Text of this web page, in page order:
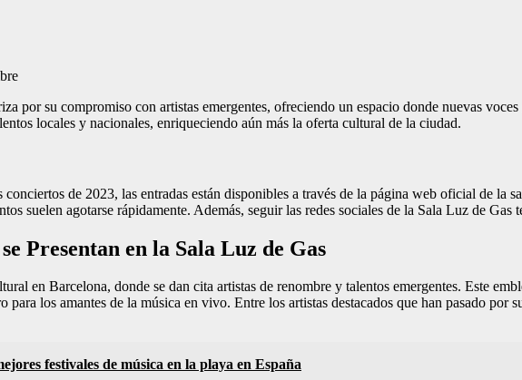
por su compromiso con artistas emergentes, ofreciendo un espacio donde nuevas
locales y nacionales, enriqueciendo aún más la oferta cultural de la ciudad.
conciertos de 2023, las entradas están disponibles a través de la página web oficial de la
suelen agotarse rápidamente. Además, seguir las redes sociales de la Sala Luz de
Presentan en la Sala Luz de Gas
en Barcelona, donde se dan cita artistas de renombre y talentos emergentes. Este
los amantes de la música en vivo. Entre los artistas destacados que han pasado por
festivales de música en la playa en España